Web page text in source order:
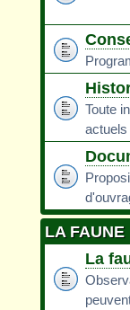
Toute
actuels
LA FAUNE
La